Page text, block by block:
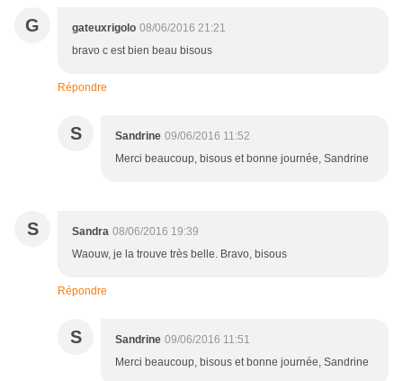
G gateuxrigolo 08/06/2016 21:21
bravo c est bien beau bisous
Répondre
S Sandrine 09/06/2016 11:52
Merci beaucoup, bisous et bonne journée, Sandrine
S Sandra 08/06/2016 19:39
Waouw, je la trouve très belle. Bravo, bisous
Répondre
S Sandrine 09/06/2016 11:51
Merci beaucoup, bisous et bonne journée, Sandrine